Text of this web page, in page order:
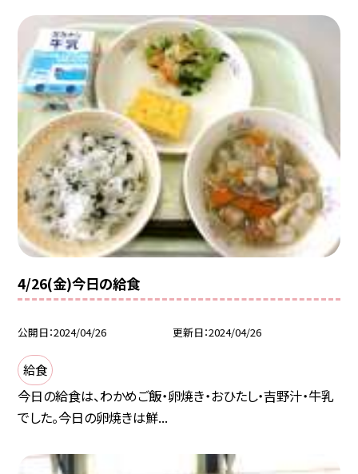
4/26(金)今日の給食
公開日 2024/04/26 更新日 2024/04/26
給食
今日の給食は、わかめご飯・卵焼き・おひたし・吉野汁・牛乳
でした。今日の卵焼きは鮮...